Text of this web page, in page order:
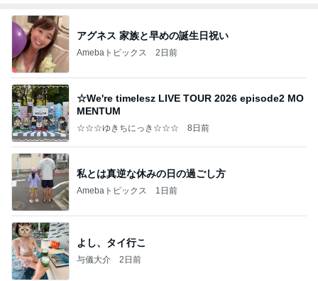
アグネス 家族と早めの誕生日祝い
Amebaトピックス 2日前
☆We're timelesz LIVE TOUR 2026 episode2 MO
MENTUM
☆☆☆ゆきちにっき☆☆☆ 8日前
私とは真逆な休みの日の過ごし方
Amebaトピックス 1日前
よし、タイ行こ
与儀大介 2日前